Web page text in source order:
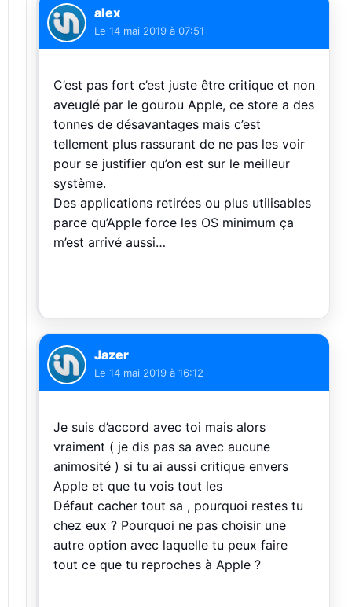
alex
Le 14 mai 2019 à 07:51
C’est pas fort c’est juste être critique et non
aveuglé par le gourou Apple, ce store a des
tonnes de désavantages mais c’est
tellement plus rassurant de ne pas les voir
pour se justifier qu’on est sur le meilleur
système.
Des applications retirées ou plus utilisables
parce qu’Apple force les OS minimum ça
m’est arrivé aussi…
Jazer
Le 14 mai 2019 à 16:12
Je suis d’accord avec toi mais alors
vraiment ( je dis pas sa avec aucune
animosité ) si tu ai aussi critique envers
Apple et que tu vois tout les
Défaut cacher tout sa , pourquoi restes tu
chez eux ? Pourquoi ne pas choisir une
autre option avec laquelle tu peux faire
tout ce que tu reproches à Apple ?